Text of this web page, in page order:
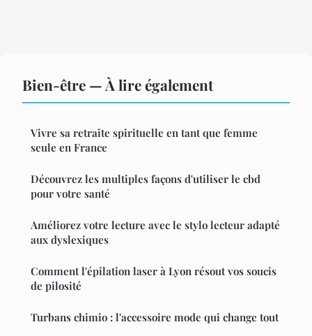
Bien-être — À lire également
Vivre sa retraite spirituelle en tant que femme
seule en France
Découvrez les multiples façons d'utiliser le cbd
pour votre santé
Améliorez votre lecture avec le stylo lecteur adapté
aux dyslexiques
Comment l'épilation laser à Lyon résout vos soucis
de pilosité
Turbans chimio : l'accessoire mode qui change tout